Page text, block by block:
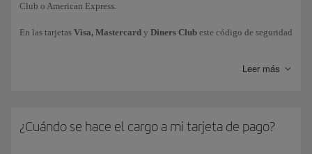
Club o American Express.
En las tarjetas Visa, Mastercard y Diners Club este código de seguridad
, el código es de 4 dígitos
Leer más
¿Cuándo se hace el cargo a mi tarjeta de pago?